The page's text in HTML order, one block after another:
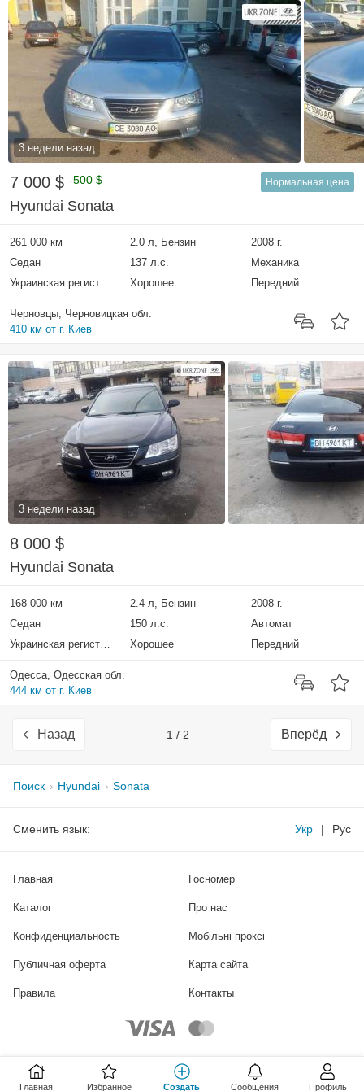
3 недели назад
7 000 $ -500 $ Нормальная цена
Hyundai Sonata
261 000 км 2.0 л, Бензин
2008 г.
Седан
137 л.с.
Механика
Украинская регистрация
Хорошее Передний
Черновцы, Черновицкая обл.
410 км от г. Киев
3 недели назад
8 000 $
Hyundai Sonata
168 000 км 2.4 л, Бензин
2008 г.
Седан
150 л.с.
Автомат
Украинская регистрация
Хорошее Передний
Одесса, Одесская обл.
444 км от г. Киев
Назад 1 / 2 Вперёд
Поиск Hyundai Sonata
Сменить язык: Укр | Рус
Главная
Каталог
Госномер
Про нас
Конфиденциальность Мобільні проксі
Публичная оферта Карта сайта
Правила Контакты
Главная Избранное Создать Сообщения Профиль